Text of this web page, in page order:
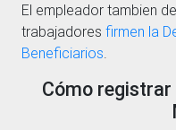
El empleador tambien
trabajadores firmen la
Beneficiarios.
Cómo registrar